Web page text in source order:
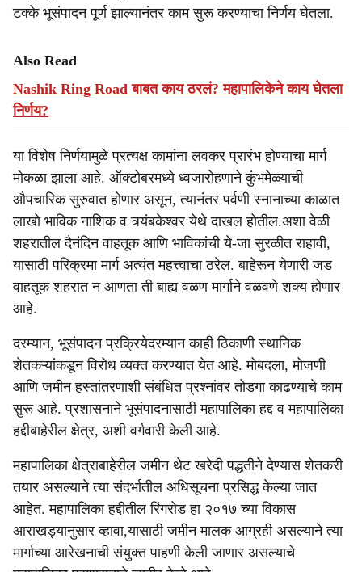
टक्के भूसंपादन पूर्ण झाल्यानंतर काम सुरू करण्याचा निर्णय घेतला.
Also Read
Nashik Ring Road बाबत काय ठरलं? महापालिकेने काय घेतला
निर्णय?
या विशेष निर्णयामुळे प्रत्यक्ष कामांना लवकर प्रारंभ होण्याचा मार्ग
मोकळा झाला आहे. ऑक्टोबरमध्ये ध्वजारोहणाने कुंभमेळ्याची
औपचारिक सुरुवात होणार असून, त्यानंतर पर्वणी स्नानाच्या काळात
लाखो भाविक नाशिक व त्र्यंबकेश्वर येथे दाखल होतील.अशा वेळी
शहरातील दैनंदिन वाहतूक आणि भाविकांची ये-जा सुरळीत राहावी,
यासाठी परिक्रमा मार्ग अत्यंत महत्त्वाचा ठरेल. बाहेरून येणारी जड
वाहतूक शहरात न आणता ती बाह्य वळण मार्गाने वळवणे शक्य होणार
आहे.
दरम्यान, भूसंपादन प्रक्रियेदरम्यान काही ठिकाणी स्थानिक
शेतकऱ्यांकडून विरोध व्यक्त करण्यात येत आहे. मोबदला, मोजणी
आणि जमीन हस्तांतरणाशी संबंधित प्रश्नांवर तोडगा काढण्याचे काम
सुरू आहे. प्रशासनाने भूसंपादनासाठी महापालिका हद्द व महापालिका
हद्दीबाहेरील क्षेत्र, अशी वर्गवारी केली आहे.
महापालिका क्षेत्राबाहेरील जमीन थेट खरेदी पद्धतीने देण्यास शेतकरी
तयार असल्याने त्या संदर्भातील अधिसूचना प्रसिद्ध केल्या जात
आहेत. महापालिका हद्दीतील रिंगरोड हा २०१७ च्या विकास
आराखड्यानुसार व्हावा,यासाठी जमीन मालक आग्रही असल्याने त्या
मार्गाच्या आरेखनाची संयुक्त पाहणी केली जाणार असल्याचे